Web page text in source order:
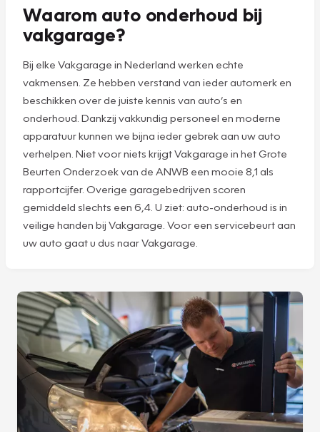
Waarom auto onderhoud bij
vakgarage?
Bij elke Vakgarage in Nederland werken echte
vakmensen. Ze hebben verstand van ieder automerk en
beschikken over de juiste kennis van auto’s en
onderhoud. Dankzij vakkundig personeel en moderne
apparatuur kunnen we bijna ieder gebrek aan uw auto
verhelpen. Niet voor niets krijgt Vakgarage in het Grote
Beurten Onderzoek van de ANWB een mooie 8,1 als
rapportcijfer. Overige garagebedrijven scoren
gemiddeld slechts een 6,4. U ziet: auto-onderhoud is in
veilige handen bij Vakgarage. Voor een servicebeurt aan
uw auto gaat u dus naar Vakgarage.